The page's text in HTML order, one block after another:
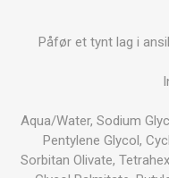
Påfør et tynt lag i
Aqua/Water, Sodium
Pentylene Glycol,
Sorbitan Olivate,